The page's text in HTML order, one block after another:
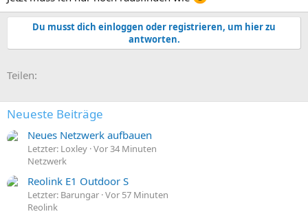
Du musst dich einloggen oder registrieren, um hier zu
antworten.
Teilen:
Neueste Beiträge
Neues Netzwerk aufbauen
Letzter: Loxley Vor 34 Minuten
Netzwerk
Reolink E1 Outdoor S
Letzter: Barungar Vor 57 Minuten
Reolink